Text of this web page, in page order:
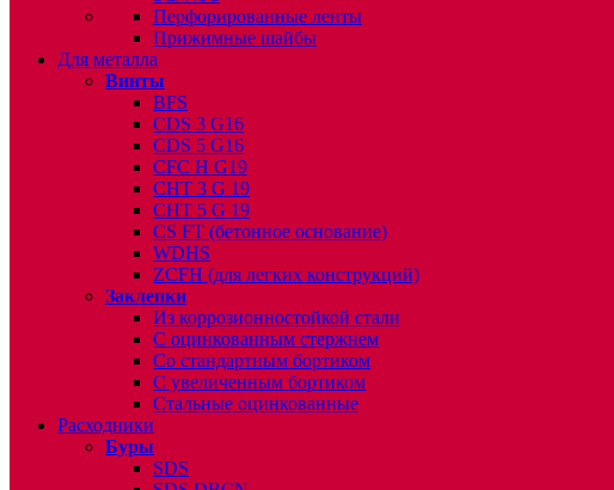
Перфорированные ленты
Прижимные шайбы
Для металла
Винты
BFS
CDS 3 G16
CDS 5 G16
CFC H G19
CHT 3 G 19
CHT 5 G 19
CS FT (бетонное основание)
WDHS
ZCFH (для легких конструкций)
Заклепки
Из коррозионностойкой стали
С оцинкованным стержнем
Со стандартным бортиком
С увеличенным бортиком
Стальные оцинкованные
Расходники
Буры
SDS